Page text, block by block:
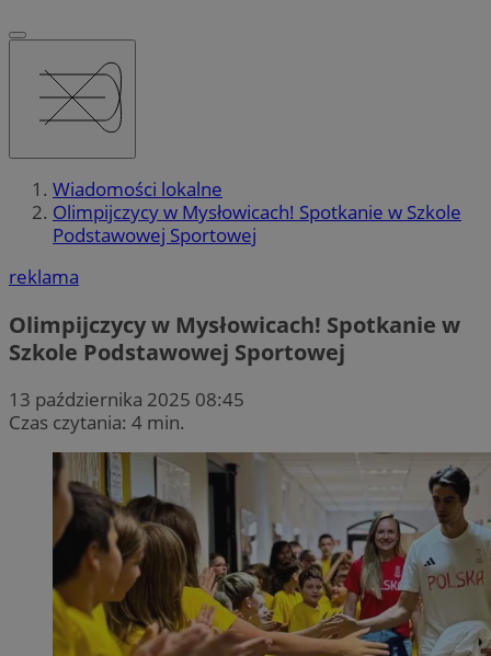
Wiadomości lokalne
Olimpijczycy w Mysłowicach! Spotkanie w Szkole
Podstawowej Sportowej
reklama
Olimpijczycy w Mysłowicach! Spotkanie w
Szkole Podstawowej Sportowej
13 października 2025 08:45
Czas czytania: 4 min.